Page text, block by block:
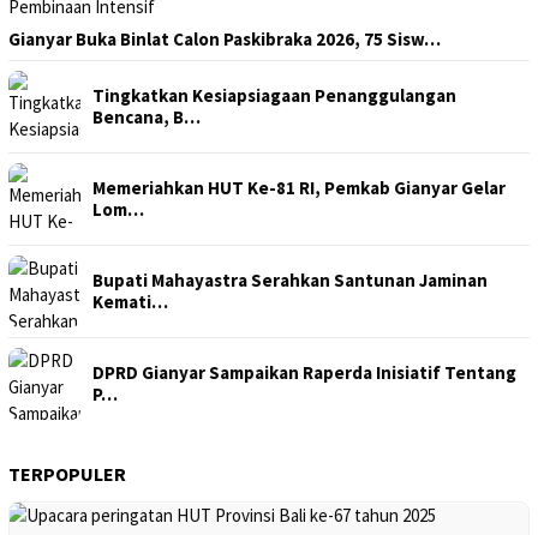
Gianyar Buka Binlat Calon Paskibraka 2026, 75 Sisw…
Tingkatkan Kesiapsiagaan Penanggulangan
Bencana, B…
Memeriahkan HUT Ke-81 RI, Pemkab Gianyar Gelar
Lom…
Bupati Mahayastra Serahkan Santunan Jaminan
Kemati…
DPRD Gianyar Sampaikan Raperda Inisiatif Tentang
P…
TERPOPULER